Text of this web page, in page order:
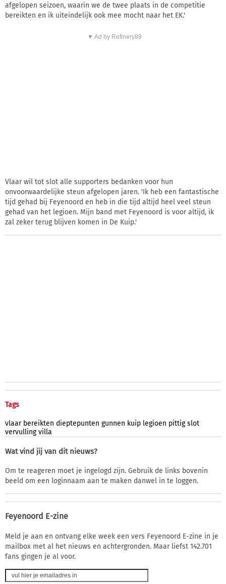
afgelopen seizoen, waarin we de twee plaats in de competitie
bereikten en ik uiteindelijk ook mee mocht naar het EK.'
▼ Ad by Refinery89
Vlaar wil tot slot alle supporters bedanken voor hun
onvoorwaardelijke steun afgelopen jaren. 'Ik heb een fantastische
tijd gehad bij Feyenoord en heb in die tijd altijd heel veel steun
gehad van het legioen. Mijn band met Feyenoord is voor altijd, ik
zal zeker terug blijven komen in De Kuip.'
Tags
vlaar bereikten dieptepunten gunnen kuip legioen pittig slot
vervulling villa
Wat vind jij van dit nieuws?
Om te reageren moet je ingelogd zijn. Gebruik de links bovenin
beeld om een loginnaam aan te maken danwel in te loggen.
Feyenoord E-zine
Meld je aan en ontvang elke week een vers Feyenoord E-zine in je
mailbox met al het nieuws en achtergronden. Maar liefst 142.701
fans gingen je al voor.